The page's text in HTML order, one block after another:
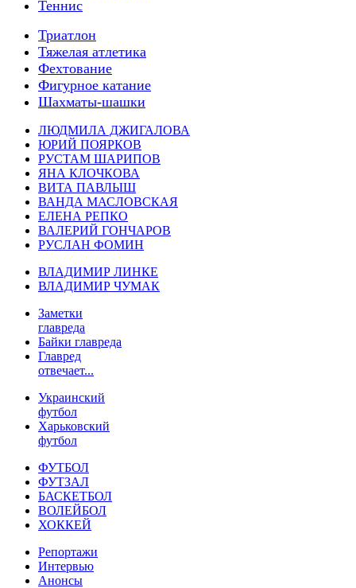
Теннис
Триатлон
Тяжелая атлетика
Фехтование
Фигурное катание
Шахматы-шашки
ЛЮДМИЛА ДЖИГАЛОВА
ЮРИЙ ПОЯРКОВ
РУСТАМ ШАРИПОВ
ЯНА КЛОЧКОВА
ВИТА ПАВЛЫШ
ВАНДА МАСЛОВСКАЯ
ЕЛЕНА РЕПКО
ВАЛЕРИЙ ГОНЧАРОВ
РУСЛАН ФОМИН
ВЛАДИМИР ЛИНКЕ
ВЛАДИМИР ЧУМАК
Заметки
главреда
Байки главреда
Главред
отвечает...
Украинский
футбол
Харьковский
футбол
ФУТБОЛ
ФУТЗАЛ
БАСКЕТБОЛ
ВОЛЕЙБОЛ
ХОККЕЙ
Репортажи
Интервью
Анонсы